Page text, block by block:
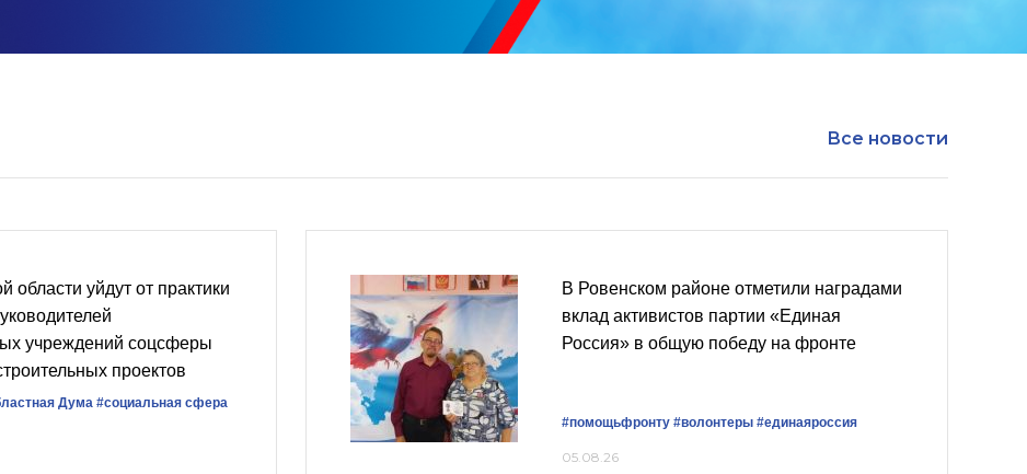
Все новости
области уйдут от практики
учреждений соцсферы
проектов
Дума #социальная сфера
В Ровенском районе отметили наградами
вклад активистов партии «Единая
Россия» в общую победу на фронте
#помощьфронту #волонтеры #единаяроссия
05.08.26